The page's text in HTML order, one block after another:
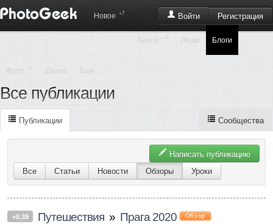
Войти Регистрация
Новое +7
Лента +44 Люди Блоги
Фото +7 Школа Еще ...
Все публикации
Публикации Сообщества
Написать публикацию
Все
Статьи Новости Обзоры Уроки
+0.39 Путешествия » Прага 2020